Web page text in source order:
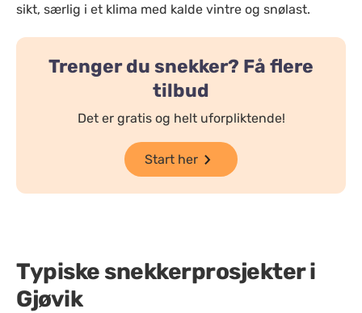
sikt, særlig i et klima med kalde vintre og snølast.
Trenger du snekker? Få flere
tilbud
Det er gratis og helt uforpliktende!
Start her
Typiske snekkerprosjekter i
Gjøvik